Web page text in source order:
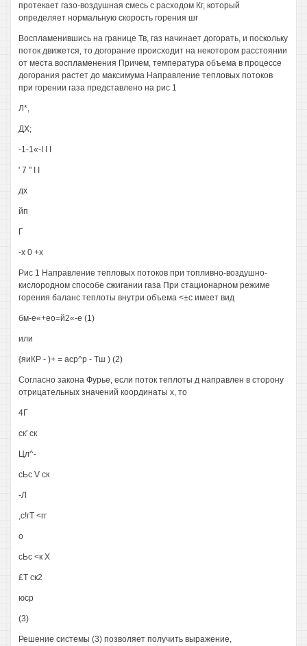
протекает газо-воздушная смесь с расходом Кг, который
определяет нормальную скорость горения шг
Воспламенившись на границе Тв, газ начинает догорать, и поскольку
поток движется, то догорание происходит на некотором расстоянии
от места воспламенения Причем, температура объема в процессе
догорания растет до максимума Направление тепловых потоков
при горении газа представлено на рис 1
Л*,
ДХ;
-1-1«-I I I
' 7 " I I
дх
йп
Г
-х 0 +х
Рис 1 Направление тепловых потоков при топливно-воздушно-
кислородном способе сжигании газа При стационарном режиме
горения баланс теплоты внутри объема <±с имеет вид
бм-е«+ео=й2«-е (1)
или
{яиКР - )+ = аср^р - Тш ) (2)
Согласно закона Фурье, если поток теплоты д направлен в сторону
отрицательных значений координаты х, то
4Г
ск' ск
Цл^-
сЬс V ск
-Л
,с!гТ <гг
о
сЬс <к X
£Т ск2
юср
(3)
Решение системы (3) позволяет получить выражение,